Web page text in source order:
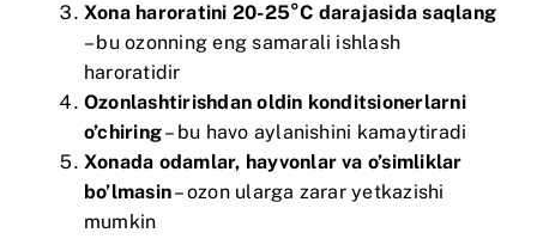
Xona haroratini 20-25°C darajasida saqlang
– bu ozonning eng samarali ishlash
haroratidir
Ozonlashtirishdan oldin konditsionerlarni
o’chiring– bu havo aylanishini kamaytiradi
Xonada odamlar, hayvonlar va o’simliklar
bo’lmasin– ozon ularga zarar yetkazishi
mumkin